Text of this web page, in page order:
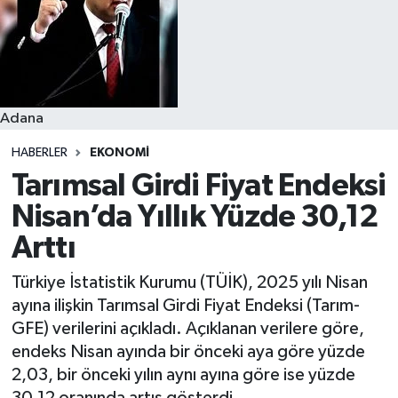
Adana
HABERLER EKONOMI
Tarımsal Girdi Fiyat Endeksi
Nisan’da Yıllık Yüzde 30,12
Arttı
Türkiye İstatistik Kurumu (TÜİK), 2025 yılı Nisan
ayına ilişkin Tarımsal Girdi Fiyat Endeksi (Tarım-
GFE) verilerini açıkladı. Açıklanan verilere göre,
endeks Nisan ayında bir önceki aya göre yüzde
2,03, bir önceki yılın aynı ayına göre ise yüzde
Resmi İlanlar